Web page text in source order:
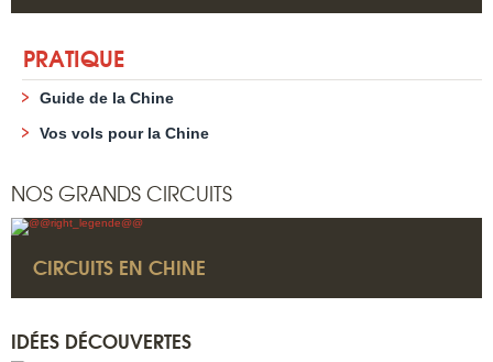
PRATIQUE
Guide de la Chine
Vos vols pour la Chine
NOS GRANDS CIRCUITS
CIRCUITS EN CHINE
IDÉES DÉCOUVERTES